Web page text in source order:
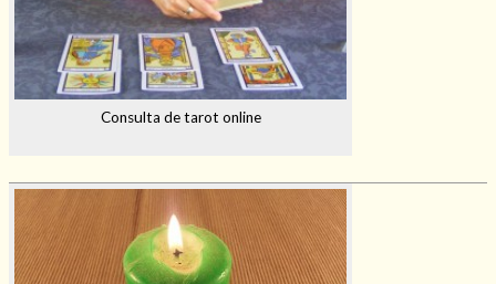
Consulta de tarot online